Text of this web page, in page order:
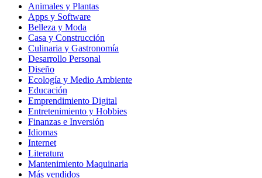
Animales y Plantas
Apps y Software
Belleza y Moda
Casa y Construcción
Culinaria y Gastronomía
Desarrollo Personal
Diseño
Ecología y Medio Ambiente
Educación
Emprendimiento Digital
Entretenimiento y Hobbies
Finanzas e Inversión
Idiomas
Internet
Literatura
Mantenimiento Maquinaria
Más vendidos